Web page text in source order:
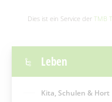
Dies ist ein Service der TMB
Leben
Kita, Schulen & Hort